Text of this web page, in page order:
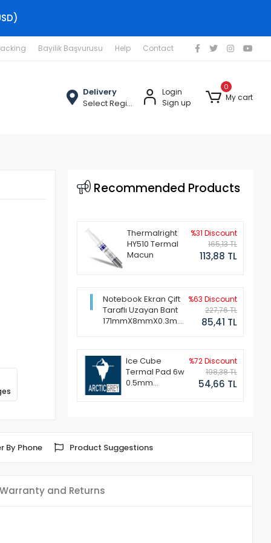
Bayilik Başvurusu Help Contact
Delivery
Select Region
Login
Sign up
0
My cart
Recommended Products
Thermalright
HY510 Termal
Macun
%31 Discount
165,13 TL
113,88 TL
Notebook Ekran Çift
Taraflı Uzayan Bant
171mmX8mmX0.3mm
%63 Discount
227,76 TL
85,41 TL
Ice Cube
Termal Pad 6w
0.5mm
%72 Discount
198,38 TL
54,66 TL
By Phone Product Suggestions
Warranty and Returns